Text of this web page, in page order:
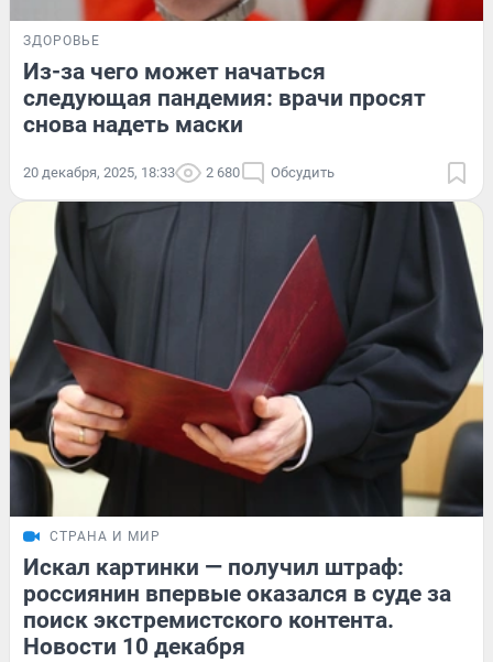
ЗДОРОВЬЕ
Из-за чего может начаться
следующая пандемия: врачи просят
снова надеть маски
20 декабря, 2025, 18:33 2 680 Обсудить
СТРАНА И МИР
Искал картинки — получил штраф:
россиянин впервые оказался в суде за
поиск экстремистского контента.
Новости 10 декабря